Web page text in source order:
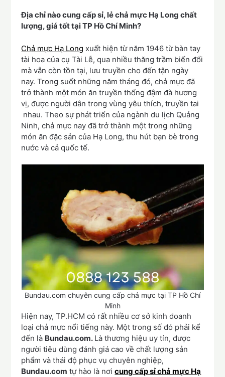
Địa chỉ nào cung cấp sỉ, lẻ chả mực Hạ Long chất
lượng, giá tốt tại TP Hồ Chí Minh?
Chả mực Hạ Long xuất hiện từ năm 1946 từ bàn tay
tài hoa của cụ Tài Lễ, qua nhiều thăng trầm biến đổi
mà vẫn còn tồn tại, lưu truyền cho đến tận ngày
nay. Trong suốt những năm tháng đó, chả mực đã
trở thành một món ăn truyền thống đậm đà hương
vị, được người dân trong vùng yêu thích, truyền tai
nhau. Theo sự phát triển của ngành du lịch Quảng
Ninh, chả mực nay đã trở thành một trong những
món ăn đặc sản của Hạ Long, thu hút bạn bè trong
nước và cả quốc tế.
Bundau.com chuyên cung cấp chả mực tại TP Hồ Chí
Minh
Hiện nay, TP.HCM có rất nhiều cơ sở kinh doanh
loại chả mực nổi tiếng này. Một trong số đó phải kể
đến là Bundau.com. Là thương hiệu uy tín, được
người tiêu dùng đánh giá cao về chất lượng sản
phẩm và thái độ phục vụ chuyên nghiệp,
Bundau.com tự hào là nơicung cấp sỉ chả mực Hạ